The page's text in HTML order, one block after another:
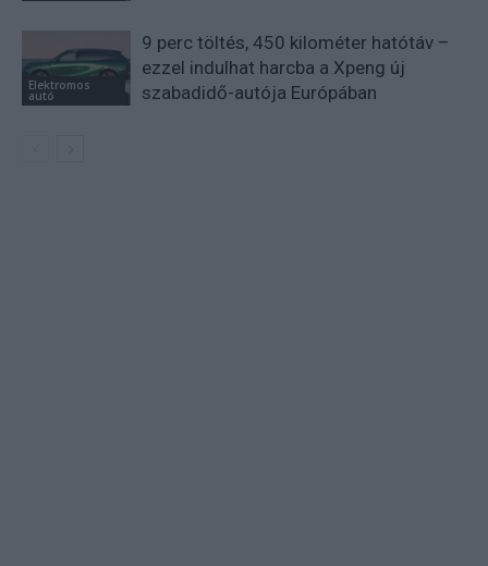
Elektromos
autó
9 perc töltés, 450 kilométer hatótáv –
ezzel indulhat harcba a Xpeng új
szabadidő-autója Európában